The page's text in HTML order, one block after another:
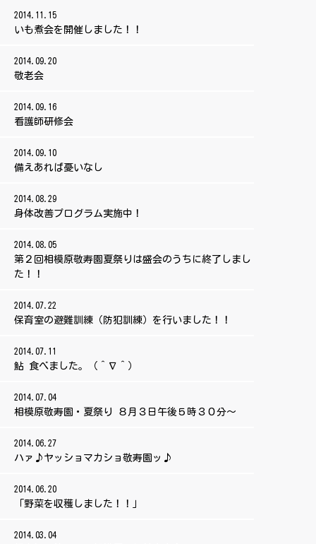
2014.11.15
いも煮会を開催しました！！
2014.09.20
敬老会
2014.09.16
看護師研修会
2014.09.10
備えあれば憂いなし
2014.08.29
身体改善プログラム実施中！
2014.08.05
第２回相模原敬寿園夏祭りは盛会のうちに終了しまし
た！！
2014.07.22
保育室の避難訓練（防犯訓練）を行いました！！
2014.07.11
鮎 食べました。（＾∇＾）
2014.07.04
相模原敬寿園・夏祭り ８月３日午後５時３０分～
2014.06.27
ハァ♪ヤッショマカショ敬寿園ッ♪
2014.06.20
「野菜を収穫しました！！」
2014.03.04